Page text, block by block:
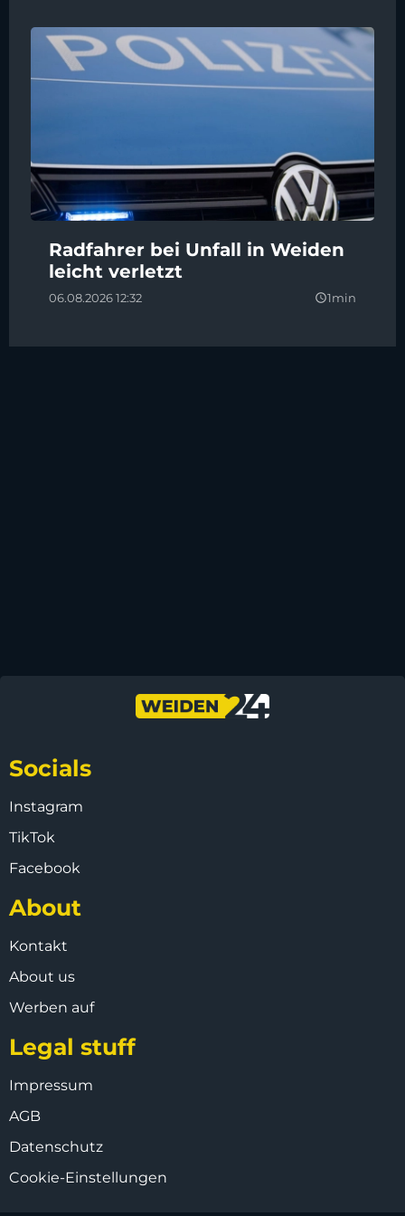
Radfahrer bei Unfall in Weiden
leicht verletzt
06.08.2026 12:32 query_builder1min
Socials
Instagram
TikTok
Facebook
About
Kontakt
About us
Werben auf
Legal stuff
Impressum
AGB
Datenschutz
Cookie-Einstellungen